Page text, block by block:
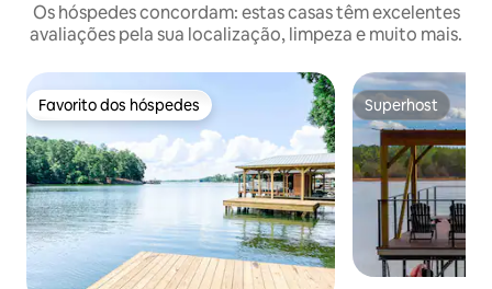
Os hóspedes concordam: estas casas têm excelentes
avaliações pela sua localização, limpeza e muito mais.
Favorito dos hóspedes
Favorito dos hóspedes Superhost
Superhost